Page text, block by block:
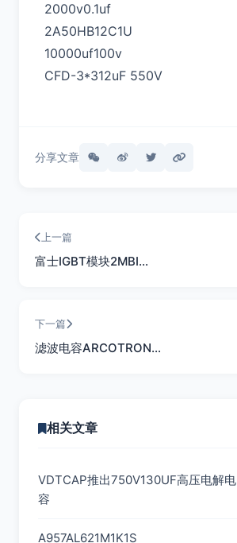
2000v0.1uf
2A50HB12C1U
10000uf100v
CFD-3*312uF 550V
分享文章
上一篇
富士IGBT模块2MBI…
下一篇
滤波电容ARCOTRON…
相关文章
VDTCAP推出750V130UF高压电解电
容
A957AL621M1K1S